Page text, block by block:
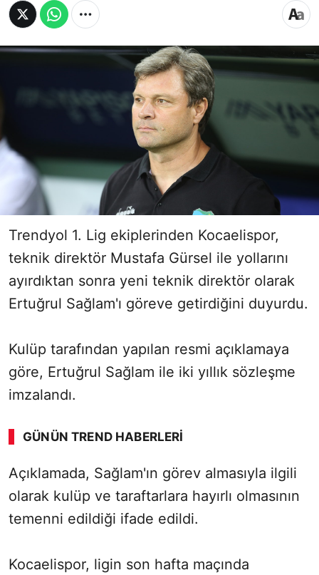
Trendyol 1. Lig ekiplerinden Kocaelispor,
teknik direktör Mustafa Gürsel ile yollarını
ayırdıktan sonra yeni teknik direktör olarak
Ertuğrul Sağlam'ı göreve getirdiğini duyurdu.
Kulüp tarafından yapılan resmi açıklamaya
göre, Ertuğrul Sağlam ile iki yıllık sözleşme
imzalandı.
GÜNÜN TREND HABERLERI
00:01 / 09:08
Sesi Aç
Açıklamada, Sağlam'ın görev almasıyla ilgili
olarak kulüp ve taraftarlara hayırlı olmasının
temenni edildiği ifade edildi.
Kocaelispor, ligin son hafta maçında